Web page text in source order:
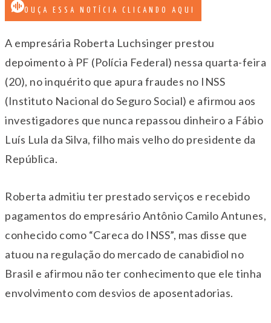
OUÇA ESSA NOTÍCIA CLICANDO AQUI
A empresária Roberta Luchsinger prestou
depoimento à PF (Polícia Federal) nessa quarta-feira
(20), no inquérito que apura fraudes no INSS
(Instituto Nacional do Seguro Social) e afirmou aos
investigadores que nunca repassou dinheiro a Fábio
Luís Lula da Silva, filho mais velho do presidente da
República.
Roberta admitiu ter prestado serviços e recebido
pagamentos do empresário Antônio Camilo Antunes,
conhecido como “Careca do INSS”, mas disse que
atuou na regulação do mercado de canabidiol no
Brasil e afirmou não ter conhecimento que ele tinha
envolvimento com desvios de aposentadorias.